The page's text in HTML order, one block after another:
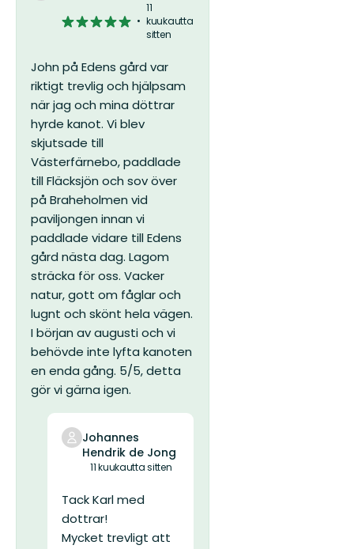
5/5
11
kuukautta
sitten
John på Edens gård var
riktigt trevlig och hjälpsam
när jag och mina döttrar
hyrde kanot. Vi blev
skjutsade till
Västerfärnebo, paddlade
till Fläcksjön och sov över
på Braheholmen vid
paviljongen innan vi
paddlade vidare till Edens
gård nästa dag. Lagom
sträcka för oss. Vacker
natur, gott om fåglar och
lugnt och skönt hela vägen.
I början av augusti och vi
behövde inte lyfta kanoten
en enda gång. 5/5, detta
gör vi gärna igen.
Johannes
Hendrik de Jong
11 kuukautta sitten
Tack Karl med
dottrar!
Mycket trevligt att